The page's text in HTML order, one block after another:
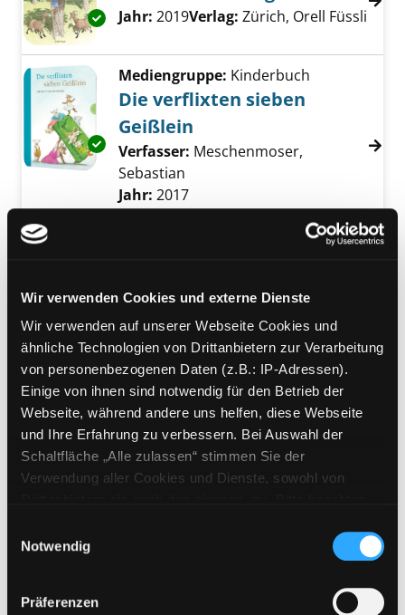
Wir verwenden Cookies und externe Dienste
Wir verwenden auf unserer Webseite Cookies und
ähnliche Technologien von Drittanbietern zur Verarbeitung
von personenbezogenen Daten (z.B.: IP-Adressen).
Einige von ihnen sind notwendig für den Betrieb der
Webseite, während andere uns helfen, diese Webseite
und Ihre Erfahrung zu verbessern. Bei Auswahl der
Schaltfläche „Alle zulassen“ stimmen Sie der
Verwendung aller Cookies und Dienste, sowohl von
Cookies von Drittanbietern, eine Verarbeitung in
unsicheren Drittländern (Länder außerhalb des EWR
ohne adäquates Datenschutzniveau) stattfinden kann. In
diesem Zusammenhang können aktuell Risiken für
Notwendig
Präferenzen
Exemplar-Details von Omas freche Ziegen
Suche nach diesem Verfasser
Jahr: 2019Verlag: Zürich, Orell Füssli
Exemplar-Details von Die verflixten sieben
Mediengruppe: Kinderbuch
Die verflixten sieben
Geißlein
Verfasser: Meschenmoser,
Sebastian
Jahr: 2017
Stuttgart, Thienemann-Verl.
Exemplar-Details von Lob des Ungehorsams
Suche nach diesem Verfasser
Jahr:2013Verlag:Rostock, Hinstorff
Mediengruppe:Kinderbuch
Die Ziege
Verfasser: Agence COLIBRI <Brax,
Haute-Garonne>
Jahr:2006
Übergeordnetes Werk: Im Zoo ist